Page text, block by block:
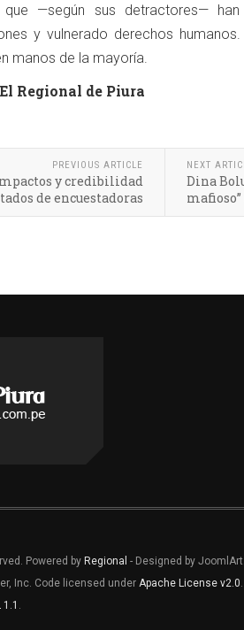
que —según sus detractores—
y vulnerado derechos
manos de la mayoría.
Regional de Piura
PREVIOUS ARTICLE
y credibilidad
de encuestadoras
NEXT
Dina
Powered by Regional - Designed by
Inc. Code licensed under Apache License v2.0
1.1